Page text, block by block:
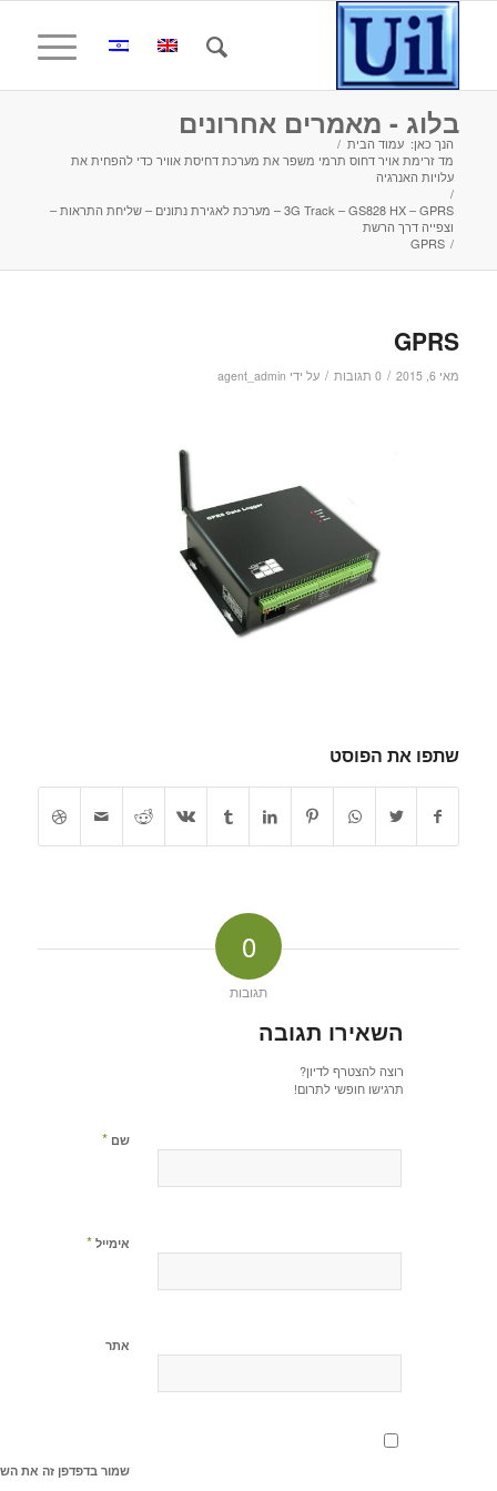
בלוג - מאמרים אחרונים
הנך כאן: עמוד הבית /
מד זרימת אויר דחוס תרמי משפר את מערכת דחיסת אוויר כדי להפחית את
עלויות האנרגיה
/
3G Track – GS828 HX – GPRS – מערכת לאגירת נתונים – שליחת התראות –
וצפייה דרך הרשת
/
GPRS
GPRS
מאי 6, 2015 / 0 תגובות / על ידי agent_admin
שתפו את הפוסט
0
תגובות
השאירו תגובה
רוצה להצטרף לדיון?
תרגישו חופשי לתרום!
שם *
אימייל *
אתר
שמור בדפדפן זה את